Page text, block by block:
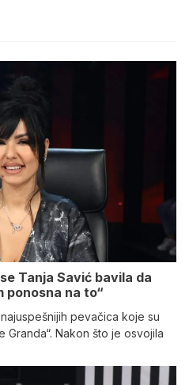
Tanja Savić bavila da
ponosna na to“
pevačica koje su
Nakon što je osvojila